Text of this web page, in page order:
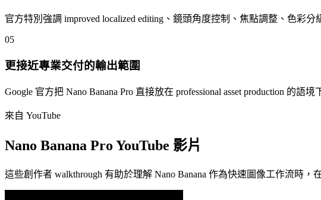
官方特別強調 improved localized editing、鏡頭角度控制、焦點調整、色彩
05
更接近專業交付的輸出範圍
Google 官方把 Nano Banana Pro 直接放在 professional asset production 的
來自 YouTube
Nano Banana Pro YouTube 影片
這些創作者 walkthrough 有助於理解 Nano Banana 作為快速圖像工作流時，